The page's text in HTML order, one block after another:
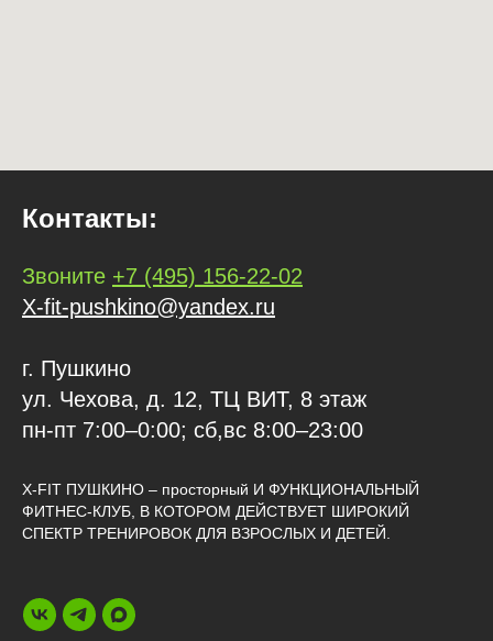
Контакты:
Звоните +7 (495) 156-22-02
X-fit-pushkino@yandex.ru
г. Пушкино
ул. Чехова, д. 12, ТЦ ВИТ, 8 этаж
пн-пт 7:00–0:00; сб,вс 8:00–23:00
X-FIT ПУШКИНО – просторный И ФУНКЦИОНАЛЬНЫЙ
ФИТНЕС-КЛУБ, В КОТОРОМ ДЕЙСТВУЕТ ШИРОКИЙ
СПЕКТР ТРЕНИРОВОК ДЛЯ ВЗРОСЛЫХ И ДЕТЕЙ.